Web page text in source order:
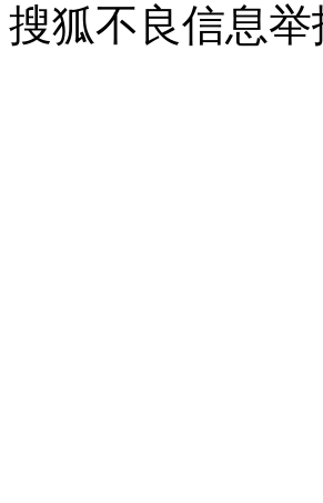
搜狐不良信息举